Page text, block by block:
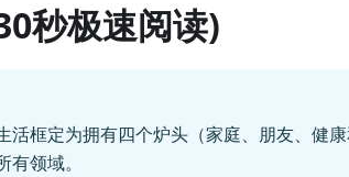
秒极速阅读)
活框定为拥有四个炉头（家庭、朋友、健
领域。